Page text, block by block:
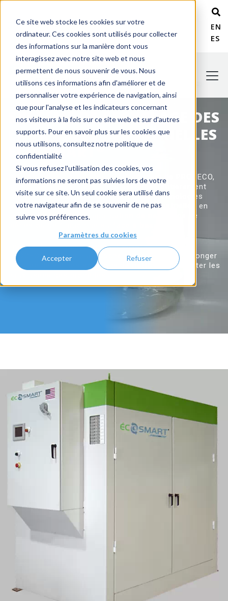
Ce site web stocke les cookies sur votre
ordinateur. Ces cookies sont utilisés pour collecter
des informations sur la manière dont vous
interagissez avec notre site web et nous
permettent de nous souvenir de vous. Nous
utilisons ces informations afin d'améliorer et de
personnaliser votre expérience de navigation, ainsi
que pour l'analyse et les indicateurs concernant
nos visiteurs à la fois sur ce site web et sur d'autres
supports. Pour en savoir plus sur les cookies que
nous utilisons, consultez notre politique de
confidentialité
Si vous refusez l'utilisation des cookies, vos
informations ne seront pas suivies lors de votre
visite sur ce site. Un seul cookie sera utilisé dans
votre navigateur afin de se souvenir de ne pas
suivre vos préférences.
Paramètres du cookies
Accepter Refuser
+ 1 800 978-6677
SYSTÈME DE RECYCLAGE DES
EAUX USÉES INDUSTRIELLES
ECO-SMART®
Conformément à l'approche clé en main de PROCECO,
qui consiste à concevoir des systèmes entièrement
intégrés, nous offrons une variété de technologies
permettant de traiter les eaux usées industrielles en
complément de votre application de nettoyage de
En plus de minimiser l'impact environnemental,
PROCECO offre une approche moderne pour prolonger
la durée de vie des solutions de nettoyage et traiter les